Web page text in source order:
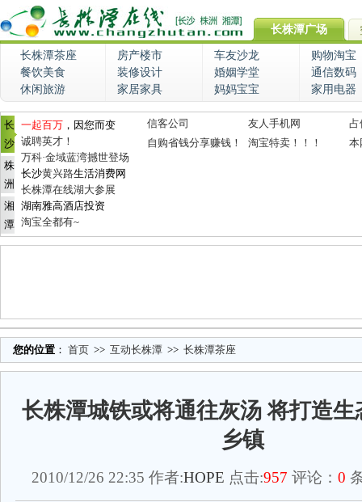
长株潭广场
长株潭茶座 房产楼市 车友沙龙
购物淘宝
餐饮美食
装修设计 婚姻学堂
通信数码
休闲旅游
家居家具 妈妈宝宝 家用电器
长
沙
株
洲
湘
潭
一起百万 ，因您而变
诚聘英才！
万科·金域蓝湾撼世登场
长沙黄兴路生活消费网
长株潭在线湖大参展
湖南雅高酒店投资
淘宝全都有~
信客公司 友人手机网
占
自购省钱分享赚钱！
淘宝特卖！！！ 本
您的位置 ： 首页 >> 互动长株潭 >> 长株潭茶座
长株潭城铁或将通往灰汤 将打造生
乡镇
2010/12/26 22:35 作者:HOPE 点击:957 评论： 0